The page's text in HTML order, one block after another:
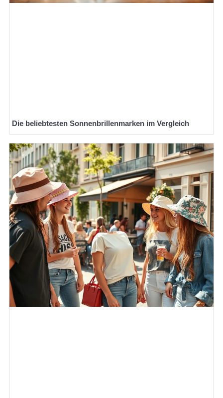
Die beliebtesten Sonnenbrillenmarken im Vergleich